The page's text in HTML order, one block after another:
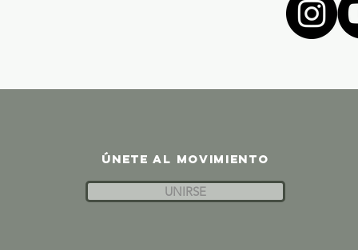
ÚNETE AL MOVIMIENTO
UNIRSE